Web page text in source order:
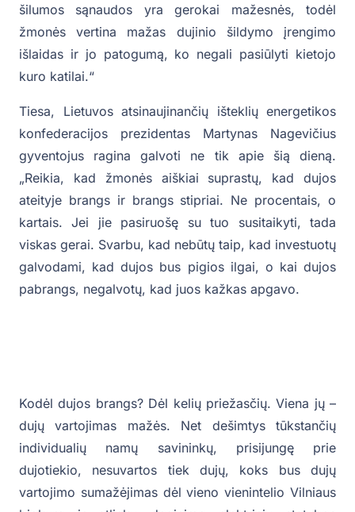
šilumos sąnaudos yra gerokai mažesnės, todėl
žmonės vertina mažas dujinio šildymo įrengimo
išlaidas ir jo patogumą, ko negali pasiūlyti kietojo
kuro katilai.“
Tiesa, Lietuvos atsinaujinančių išteklių energetikos
konfederacijos prezidentas Martynas Nagevičius
gyventojus ragina galvoti ne tik apie šią dieną.
„Reikia, kad žmonės aiškiai suprastų, kad dujos
ateityje brangs ir brangs stipriai. Ne procentais, o
kartais. Jei jie pasiruošę su tuo susitaikyti, tada
viskas gerai. Svarbu, kad nebūtų taip, kad investuotų
galvodami, kad dujos bus pigios ilgai, o kai dujos
pabrangs, negalvotų, kad juos kažkas apgavo.
Kodėl dujos brangs? Dėl kelių priežasčių. Viena jų –
dujų vartojimas mažės. Net dešimtys tūkstančių
individualių namų savininkų, prisijungę prie
dujotiekio, nesuvartos tiek dujų, koks bus dujų
vartojimo sumažėjimas dėl vieno vienintelio Vilniaus